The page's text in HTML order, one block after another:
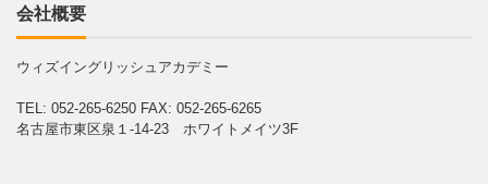
会社概要
ウィズイングリッシュアカデミー
TEL: 052-265-6250 FAX: 052-265-6265
名古屋市東区泉１-14-23 ホワイトメイツ3F